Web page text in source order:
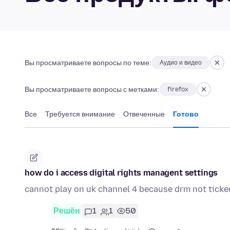
Вы просматриваете вопросы по теме: Аудио и видео
Вы просматриваете вопросы с метками: firefox
Все Требуется внимание Отвеченные Готово
how do i access digital rights managent settings
cannot play on uk channel 4 because drm not
Решён 1 1 50